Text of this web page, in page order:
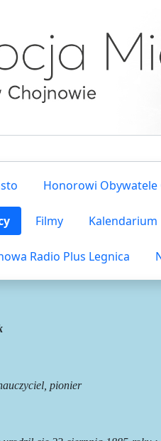
Honorowi Obywatele
Filmy Kalendarium
Radio Plus Legnica
pionier